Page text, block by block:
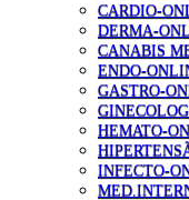
CARDIO-
DERMA-
CANABIS
ENDO-
GASTRO-
HEMATO-
INFECTO-